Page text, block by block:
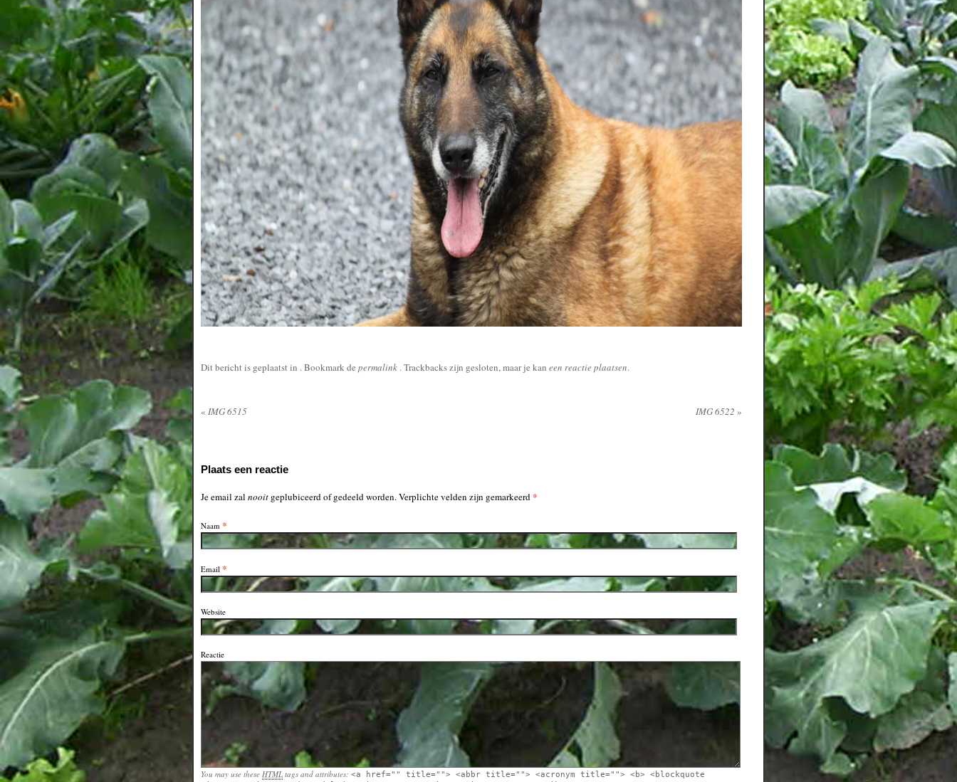
Dit bericht is geplaatst in . Bookmark de permalink . Trackbacks zijn gesloten, maar je kan een reactie plaatsen.
« IMG 6515 IMG 6522 »
Plaats een reactie
Je email zal nooit geplubiceerd of gedeeld worden. Verplichte velden zijn gemarkeerd*
Naam *
Email *
Website
Reactie
You may use these HTML tags and attributes: <a href="" title=""> <abbr title=""> <acronym title=""> <b> <blockquote